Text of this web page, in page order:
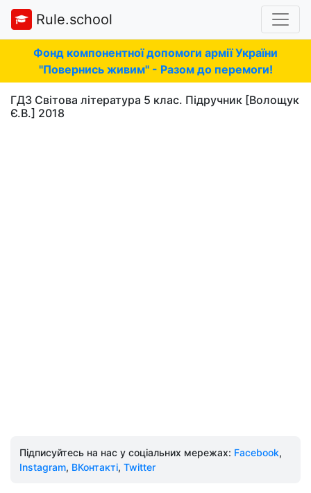
Rule.school
Фонд компонентної допомоги армії України
"Повернись живим" - Разом до перемоги!
ГДЗ Світова література 5 клас. Підручник [Волощук
Є.В.] 2018
Підписуйтесь на нас у соціальних мережах: Facebook,
Instagram, ВКонтакті, Twitter